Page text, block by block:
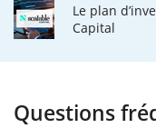
Le plan
Capital
Questions